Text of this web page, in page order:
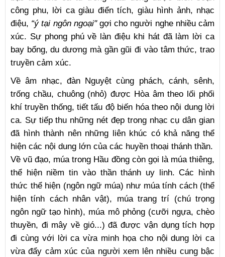
công phu, lời ca giàu điển tích, giàu hình ảnh, nhạc
điệu, “ý tại ngôn ngoại"gợi cho người nghe nhiều cảm
xúc. Sự phong phú về làn điệu khi hát đã làm lời ca
bay bổng, du dương mà gần gũi đi vào tâm thức, trao
truyền cảm xúc.
Về âm nhạc, đàn Nguyệt cùng phách, cánh, sênh,
trống chầu, chuông (nhỏ) được Hòa âm theo lối phối
khí truyền thống, tiết tấu độ biến hóa theo nội dung lời
ca. Sự tiếp thu những nét đẹp trong nhạc cụ dân gian
đã hình thành nên những liên khúc có khả năng thể
hiện các nội dung lớn của các huyền thoại thánh thần.
Về vũ đạo, múa trong Hầu đồng còn gọi là múa thiêng,
thể hiện niềm tin vào thần thánh uy linh. Các hình
thức thể hiện (ngôn ngữ múa) như múa tính cách (thể
hiện tính cách nhân vật), múa trang trí (chú trọng
ngôn ngữ tạo hình), múa mô phỏng (cưỡi ngựa, chèo
thuyền, đi mây về gió...) đã được vận dụng tích hợp
đi cùng với lời ca vừa minh họa cho nội dung lời ca
vừa đẩy cảm xúc của người xem lên nhiều cung bậc